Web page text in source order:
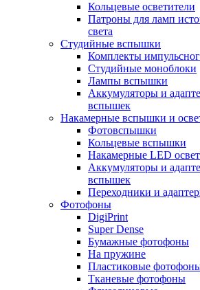
Кольцевые осветители
Патроны для ламп
света
Студийные вспышки
Комплекты
Студийные моноблоки
Лампы вспышки
Аккумуляторы и
вспышек
Накамерные вспышки и
Фотовспышки
Кольцевые вспышки
Накамерные LED
Аккумуляторы и
вспышек
Переходники и
Фотофоны
DigiPrint
Super Dense
Бумажные фотофоны
На пружине
Пластиковые
Тканевые фотофоны